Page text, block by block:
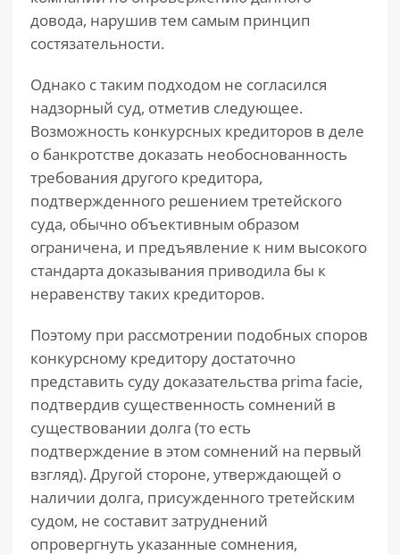
довода, нарушив тем самым принцип
состязательности.
Однако с таким подходом не согласился
надзорный суд, отметив следующее.
Возможность конкурсных кредиторов в деле
о банкротстве доказать необоснованность
требования другого кредитора,
подтвержденного решением третейского
суда, обычно объективным образом
ограничена, и предъявление к ним высокого
стандарта доказывания приводила бы к
неравенству таких кредиторов.
Поэтому при рассмотрении подобных споров
конкурсному кредитору достаточно
представить суду доказательства prima facie,
подтвердив существенность сомнений в
существовании долга (то есть
подтверждение в этом сомнений на первый
взгляд). Другой стороне, утверждающей о
наличии долга, присужденного третейским
судом, не составит затруднений
опровергнуть указанные сомнения,